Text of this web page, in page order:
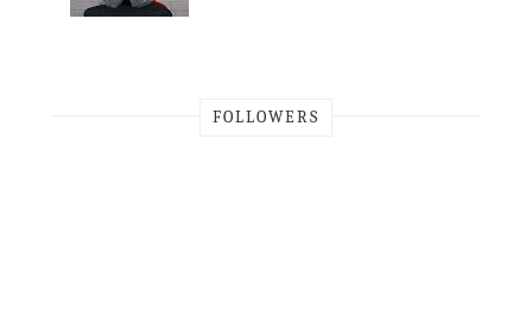
FOLLOWERS